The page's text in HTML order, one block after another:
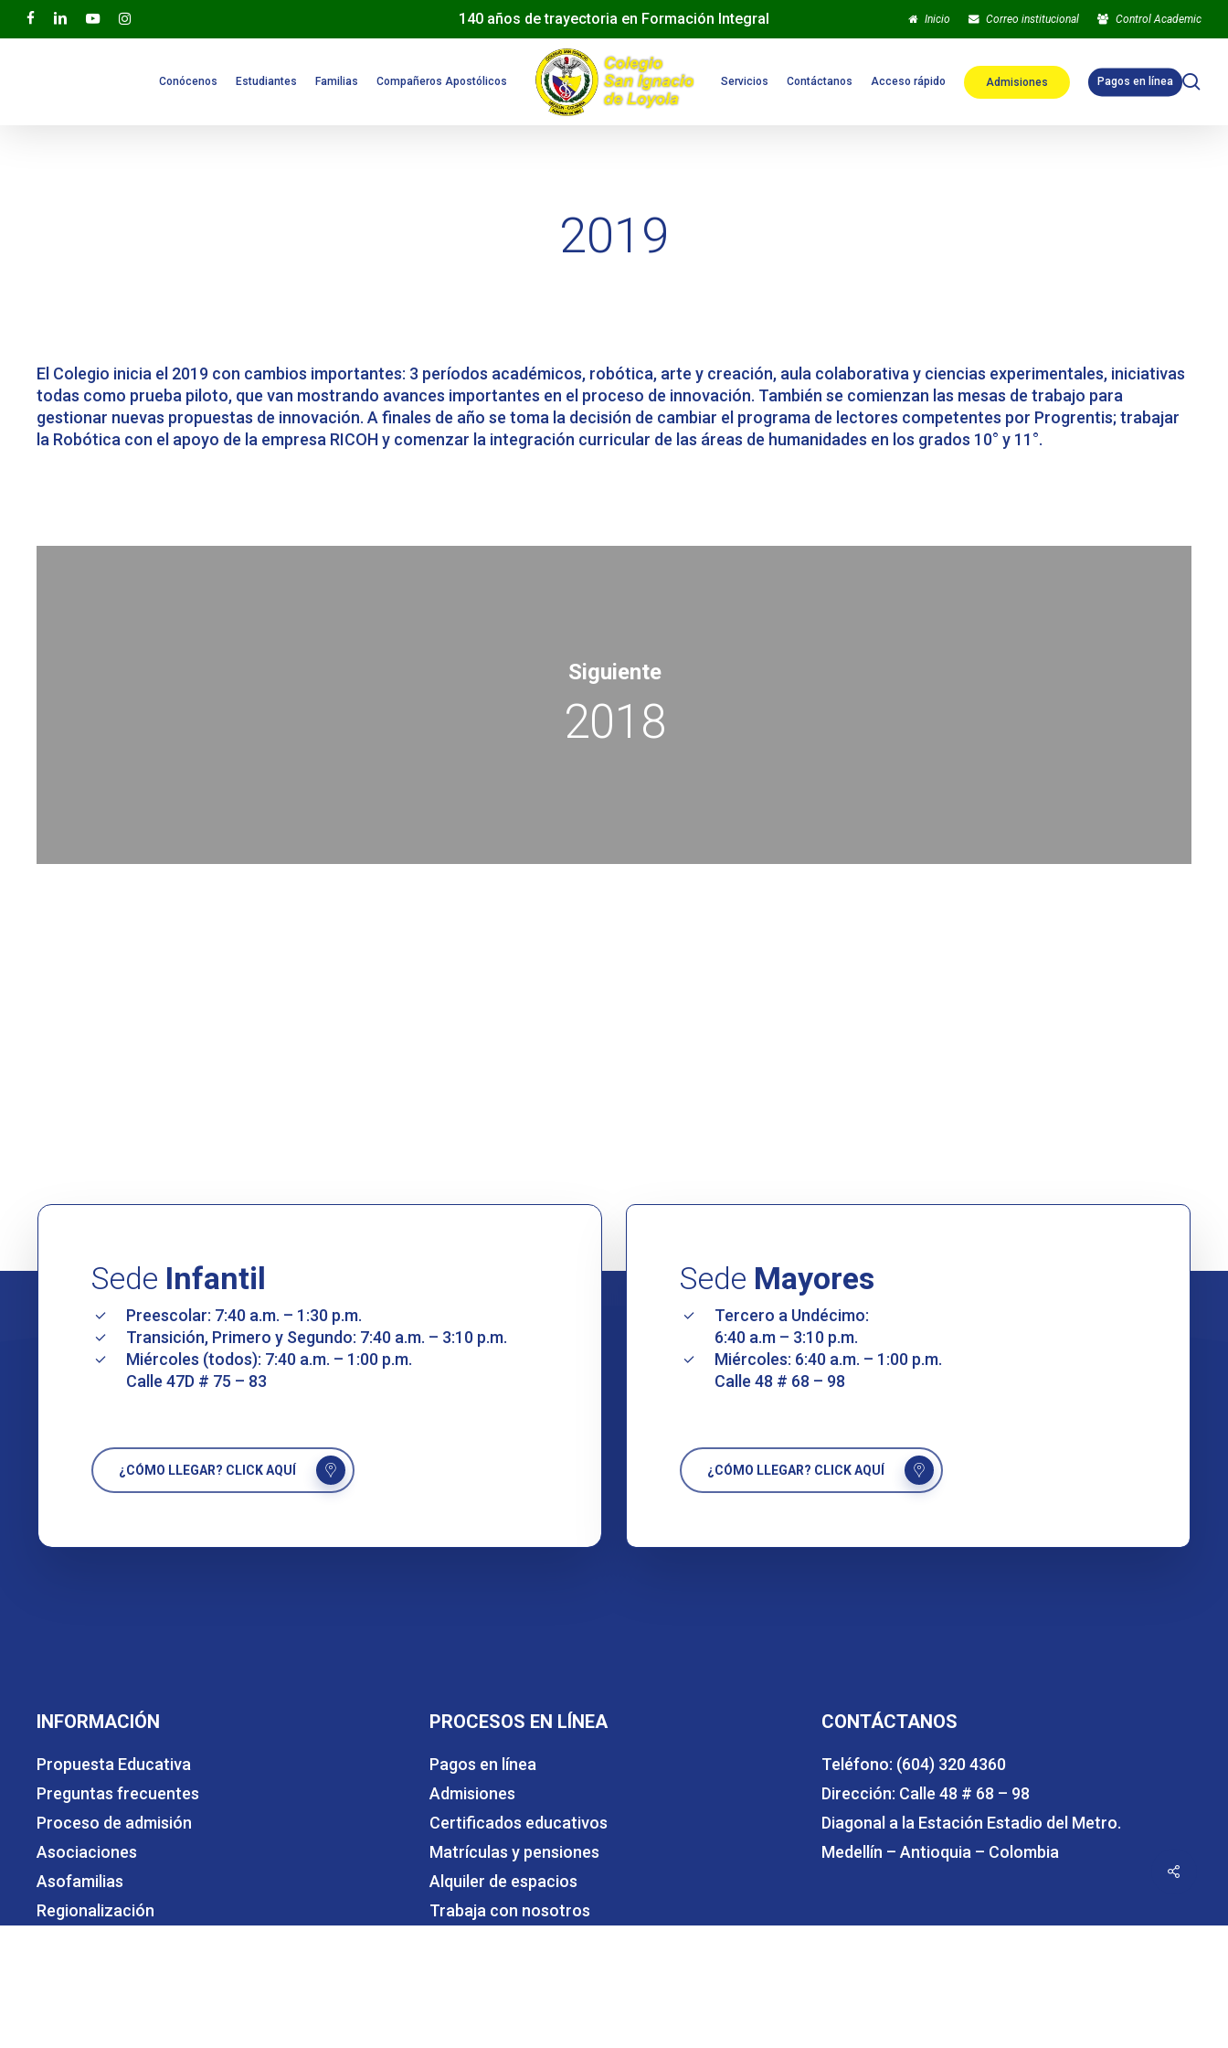
Skipfacebooklinkedinyoutubeinstagram 140 años de trayectoria en Formación Integral Inicio Correo institucional Control Academic
Conócenos Estudiantes Familias Compañeros Apostólicos Servicios Contáctanos Acceso rápido Admisiones Pagos en línea
2019
El Colegio inicia el 2019 con cambios importantes: 3 períodos académicos, robótica, arte y creación, aula colaborativa y ciencias experimentales, iniciativas
todas como prueba piloto, que van mostrando avances importantes en el proceso de innovación. También se comienzan las mesas de trabajo para
gestionar nuevas propuestas de innovación. A finales de año se toma la decisión de cambiar el programa de lectores competentes por Progrentis; trabajar
la Robótica con el apoyo de la empresa RICOH y comenzar la integración curricular de las áreas de humanidades en los grados 10° y 11°.
Siguiente
2018
Sede Infantil
Preescolar: 7:40 a.m. – 1:30 p.m.
Transición, Primero y Segundo: 7:40 a.m. – 3:10 p.m.
Miércoles (todos): 7:40 a.m. – 1:00 p.m.
Calle 47D # 75 – 83
¿CÓMO LLEGAR? CLICK AQUÍ
Sede Mayores
Tercero a Undécimo:
6:40 a.m – 3:10 p.m.
Miércoles: 6:40 a.m. – 1:00 p.m.
Calle 48 # 68 – 98
¿CÓMO LLEGAR? CLICK AQUÍ
INFORMACIÓN
Propuesta Educativa
Preguntas frecuentes
Proceso de admisión
Asociaciones
Asofamilias
Regionalización
PROCESOS EN LÍNEA
Pagos en línea
Admisiones
Certificados educativos
Matrículas y pensiones
Alquiler de espacios
Trabaja con nosotros
CONTÁCTANOS
Teléfono: (604) 320 4360
Dirección: Calle 48 # 68 – 98
Diagonal a la Estación Estadio del Metro.
Medellín – Antioquia – Colombia